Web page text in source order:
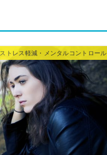
ストレス軽減・メンタルコントロール